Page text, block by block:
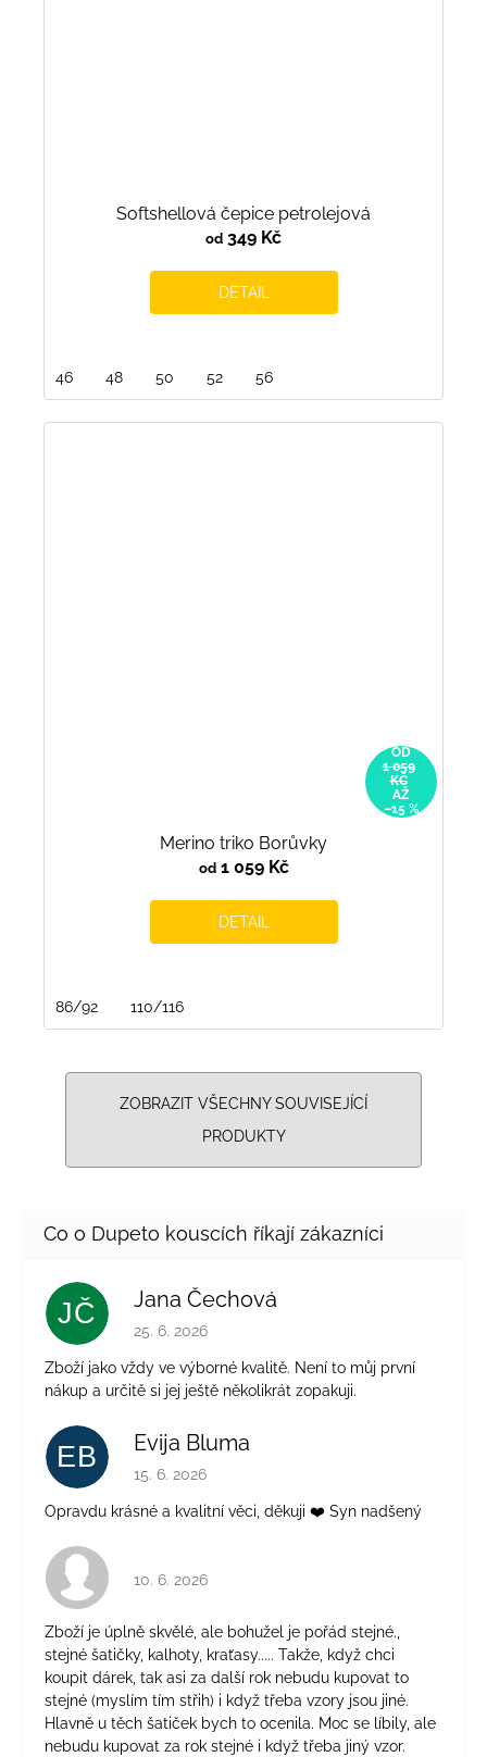
Softshellová čepice petrolejová
od 349 Kč
DETAIL
46 48 50 52 56
OD
1 059
KČ
AŽ
–15 %
Merino triko Borůvky
od1 059 Kč
DETAIL
86/92 110/116
ZOBRAZIT VŠECHNY SOUVISEJÍCÍ
PRODUKTY
JČ Jana Čechová
Hodnocení obchodu je 5 z 5 hvězdiček.
25. 6. 2026
Zboží jako vždy ve výborné kvalitě. Není to můj první
nákup a určitě si jej ještě několikrát zopakuji.
EB Evija Bluma
Hodnocení obchodu je 5 z 5 hvězdiček.
15. 6. 2026
Opravdu krásné a kvalitní věci, děkuji ❤️ Syn nadšený
Hodnocení obchodu je 4 z 5 hvězdiček.
10. 6. 2026
Zboží je úplně skvělé, ale bohužel je pořád stejné.,
stejné šatičky, kalhoty, kraťasy..... Takže, když chci
koupit dárek, tak asi za další rok nebudu kupovat to
stejné (myslím tím střih) i když třeba vzory jsou jiné.
Hlavně u těch šatiček bych to ocenila. Moc se líbily, ale
nebudu kupovat za rok stejné i když třeba jiný vzor.